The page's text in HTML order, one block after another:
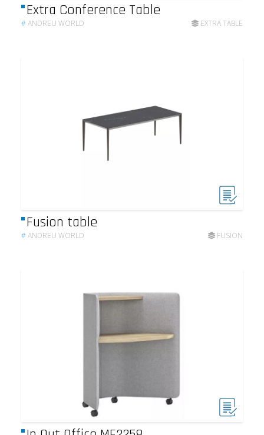
Extra Conference Table
#ANDREU WORLD EXTRA TABLE
Fusion table
#ANDREU WORLD FUSION